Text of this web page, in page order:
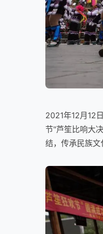
2021年12月12
节"芦笙比响大
结，传承民族